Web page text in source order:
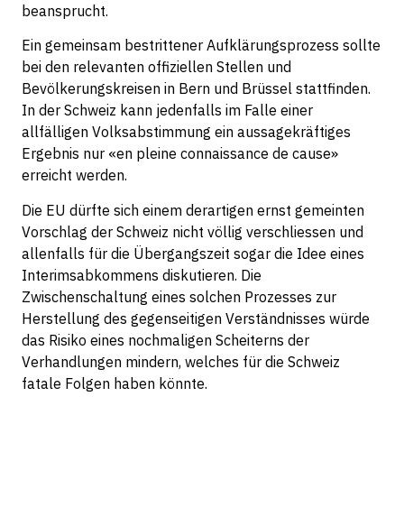
beansprucht.
Ein gemeinsam bestrittener Aufklärungsprozess sollte
bei den relevanten offiziellen Stellen und
Bevölkerungskreisen in Bern und Brüssel stattfinden.
In der Schweiz kann jedenfalls im Falle einer
allfälligen Volksabstimmung ein aussagekräftiges
Ergebnis nur «en pleine connaissance de cause»
erreicht werden.
Die EU dürfte sich einem derartigen ernst gemeinten
Vorschlag der Schweiz nicht völlig verschliessen und
allenfalls für die Übergangszeit sogar die Idee eines
Interimsabkommens diskutieren. Die
Zwischenschaltung eines solchen Prozesses zur
Herstellung des gegenseitigen Verständnisses würde
das Risiko eines nochmaligen Scheiterns der
Verhandlungen mindern, welches für die Schweiz
fatale Folgen haben könnte.